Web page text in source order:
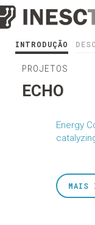
INTRODUÇÃO
PROJETOS
ECHO
Energy
MAIS